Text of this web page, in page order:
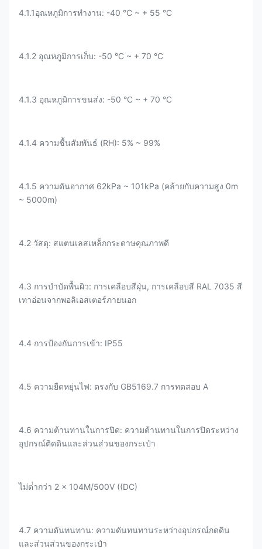
4.1.1อุณหภูมิการทํางาน: -40 °C ~ + 55 °C
4.1.2 อุณหภูมิการเก็บ: -50 °C ~ + 70 °C
4.1.3 อุณหภูมิการขนส่ง: -50 °C ~ + 70 °C
4.1.4 ความชื้นสัมพันธ์ (RH): 5% ~ 99%
4.1.5 ความดันอากาศ 62kPa ~ 101kPa (คล้ายกับความสูง 0m
~ 5000m)
4.2 วัสดุ: สแตนเลสเหล็กกระดาษคุณภาพดี
4.3 การบําบัดพื้นผิว: การเคลือบสีฝุ่น, การเคลือบสี RAL 7035 สี
เทาอ่อนจากพอลิเอสเตอร์ภายนอก
4.4 การป้องกันการเข้า: IP55
4.5 ความยืดหยุ่นไฟ: ตรงกับ GB5169.7 การทดสอบ A
4.6 ความต้านทานในการปิด: ความต้านทานในการปิดระหว่าง
อุปกรณ์ติดดินและส่วนส่วนของกระเป๋า
ไม่ต่ํากว่า 2 × 104M/500V ((DC)
4.7 ความดันทนทาน: ความดันทนทานระหว่างอุปกรณ์กดดิน
และส่วนส่วนของกระเป๋า